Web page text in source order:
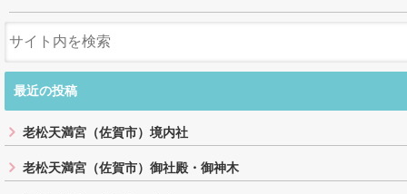
最近の投稿
老松天満宮（佐賀市）境内社
老松天満宮（佐賀市）御社殿・御神木